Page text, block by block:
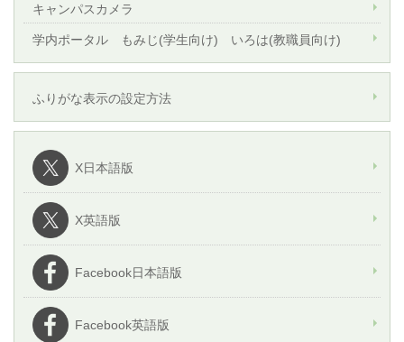
キャンパスカメラ
学内ポータル もみじ(学生向け) いろは(教職員向け)
ふりがな表示の設定方法
X日本語版
X英語版
Facebook日本語版
Facebook英語版